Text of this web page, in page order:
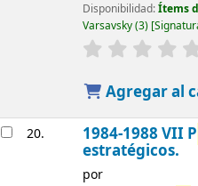
Disponibilidad:Ítems
Varsavsky(3)
Agregar al
20. 1984-1988 VII P
estratégicos.
por